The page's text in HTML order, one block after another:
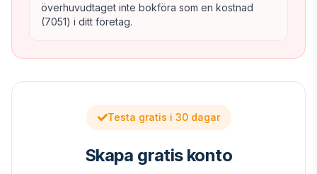
överhuvudtaget inte bokföra som en kostnad
(7051) i ditt företag.
Testa gratis i 30 dagar
Skapa gratis konto